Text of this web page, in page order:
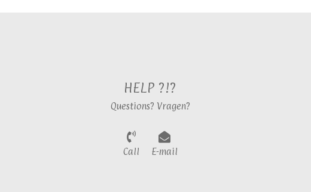
HELP ?!?
Questions? Vragen?
Call E-mail